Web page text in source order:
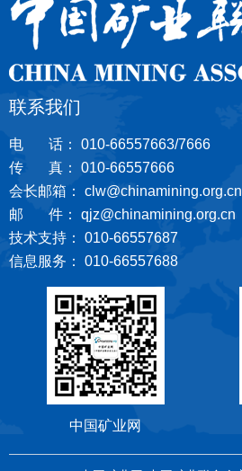
联系我们
电 话： 010-66557663/7666
传 真： 010-66557666
会长邮箱： clw@chinamining.org.cn
邮 件： qjz@chinamining.org.cn
技术支持： 010-66557687
信息服务： 010-66557688
中国矿业网